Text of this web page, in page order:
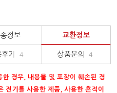
정보 교환정보
기 4 상품문의 4
경우, 내용물 및 포장이 훼손된 경
전기를 사용한 제품, 사용한 흔적이